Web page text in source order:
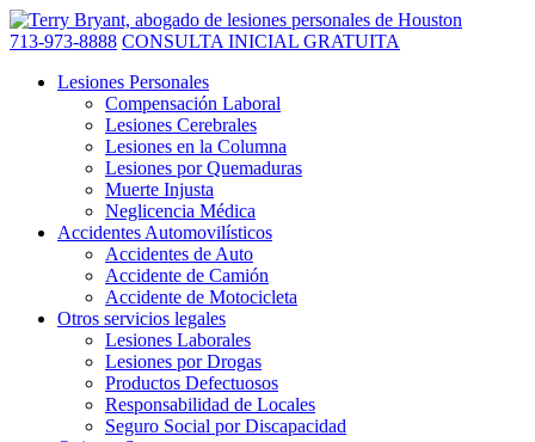
713-973-8888 CONSULTA INICIAL GRATUITA
Lesiones Personales
Compensación Laboral
Lesiones Cerebrales
Lesiones en la Columna
Lesiones por Quemaduras
Muerte Injusta
Neglicencia Médica
Accidentes Automovilísticos
Accidentes de Auto
Accidente de Camión
Accidente de Motocicleta
Otros servicios legales
Lesiones Laborales
Lesiones por Drogas
Productos Defectuosos
Responsabilidad de Locales
Seguro Social por Discapacidad